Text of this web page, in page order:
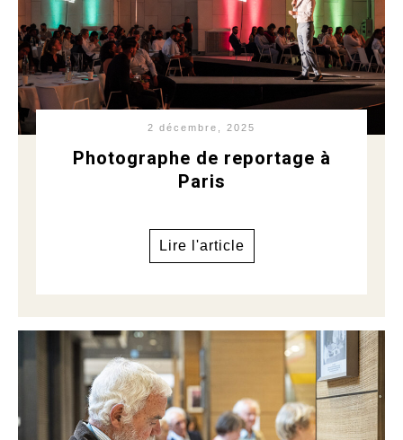
2 décembre, 2025
Photographe de reportage à
Paris
Lire l'article